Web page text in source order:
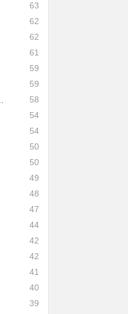
63
62
62
61
59
59
58
54
54
50
50
49
48
47
44
42
42
41
40
39